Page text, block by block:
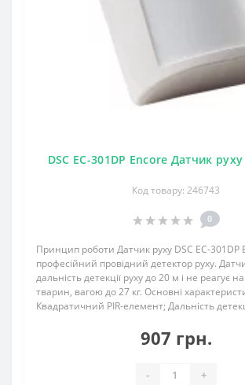
DSC EC-301DP Encore Датчик руху
Код товару: 246743
0
Принцип роботи Датчик руху DSC EC-301DP
професійний провідний детектор руху.
дальність детекції руху до 20 м і не реагує
тварин, вагою до 27 кг. Основні
Квадратичний PIR-елемент; Дальність
907 грн.
- +